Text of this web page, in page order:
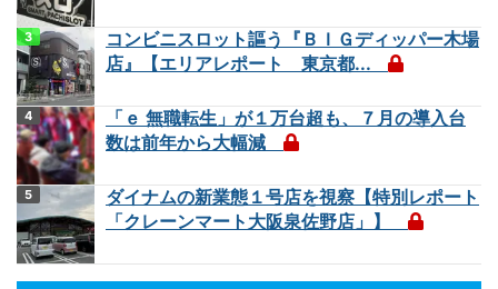
コンビニスロット謳う『ＢＩＧディッパー木場
店』【エリアレポート 東京都...
「ｅ 無職転生」が１万台超も、７月の導入台
数は前年から大幅減
ダイナムの新業態１号店を視察【特別レポート
「クレーンマート大阪泉佐野店」】